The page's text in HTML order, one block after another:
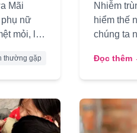
Mãi
nữ
mỏi, lo
thường gặp
Nhiễm
hiểm thế
chúng ta
Đọc thêm